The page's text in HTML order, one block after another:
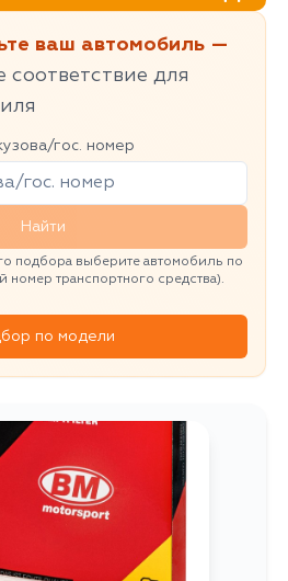
ваш автомобиль —
соответствие для
гос. номер
Найти
подбора выберите автомобиль по
транспортного средства).
по модели